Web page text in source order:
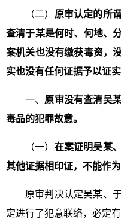
（二） 原审认定的所
查清于某是何时、何地、
案机关也没有缴获毒资，
实也没有任何证据予以证实
一、 原审没有查清吴
毒品的犯罪故意。
（一） 在案证明吴某
其他证据相印证，不能作为
原审判决认定吴某、
定进行了犯意联络，必定